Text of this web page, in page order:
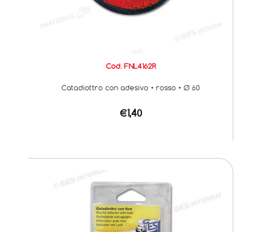
Cod. FNL4162R
Catadiottro con adesivo • rosso • Ø 60
€1,40